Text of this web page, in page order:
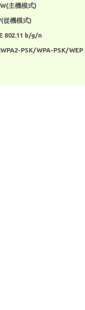
主機模式)
從機模式)
802.11 b/g/n
PSK/WPA-PSK/WEP